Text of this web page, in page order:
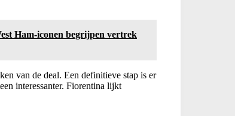
Ham-iconen begrijpen vertrek
van de deal. Een definitieve stap is er
interessanter. Fiorentina lijkt